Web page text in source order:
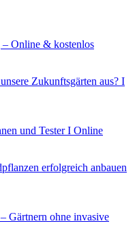
Online & kostenlos
Zukunftsgärten aus? I
und Tester I Online
erfolgreich anbauen
Gärtnern ohne invasive